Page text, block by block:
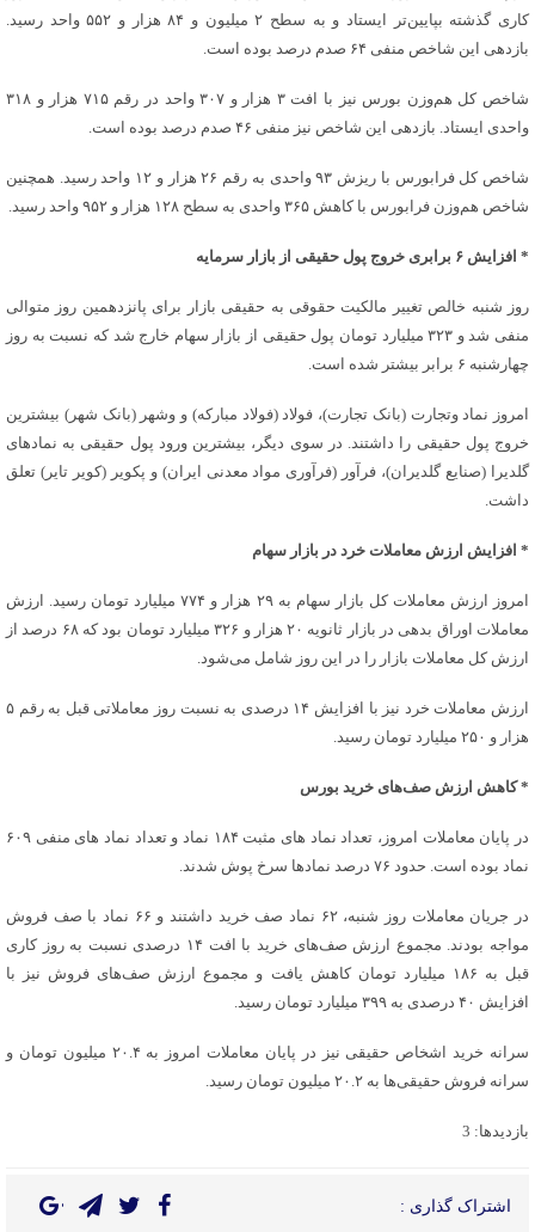
کاری گذشته بپایین‌تر ایستاد و به سطح ۲ میلیون و ۸۴ هزار و ۵۵۲ واحد رسید.
بازدهی این شاخص منفی ۶۴ صدم درصد بوده است.
شاخص کل هم‌وزن بورس نیز با افت ۳ هزار و ۳۰۷ واحد در رقم ۷۱۵ هزار و ۳۱۸
واحدی ایستاد. بازدهی این شاخص نیز منفی ۴۶ صدم درصد بوده است.
شاخص کل فرابورس با ریزش ۹۳ واحدی به رقم ۲۶ هزار و ۱۲ واحد رسید. همچنین
شاخص هم‌وزن فرابورس با کاهش ۳۶۵ واحدی به سطح ۱۲۸ هزار و ۹۵۲ واحد رسید.
* افزایش ۶ برابری خروج پول حقیقی از بازار سرمایه
روز شنبه خالص تغییر مالکیت حقوقی به حقیقی بازار برای پانزدهمین روز متوالی
منفی شد و ۳۲۳ میلیارد تومان پول حقیقی از بازار سهام خارج شد که نسبت به روز
چهارشنبه ۶ برابر بیشتر شده است.
امروز نماد وتجارت (بانک تجارت)، فولاد (فولاد مبارکه) و وشهر (بانک شهر) بیشترین
خروج پول حقیقی را داشتند. در سوی دیگر، بیشترین ورود پول حقیقی به نمادهای
گلدیرا (صنایع گلدیران)، فرآور (فرآوری‌ مواد معدنی ‌ایران‌) و پکویر (کویر تایر) تعلق
داشت.
* افزایش ارزش معاملات خرد در بازار سهام
امروز ارزش معاملات کل بازار سهام به ۲۹ هزار و ۷۷۴ میلیارد تومان رسید. ارزش
معاملات اوراق بدهی در بازار ثانویه ۲۰ هزار و ۳۲۶ میلیارد تومان بود که ۶۸ درصد از
ارزش کل معاملات بازار را در این روز شامل می‌شود.
ارزش معاملات خرد نیز با افزایش ۱۴ درصدی به نسبت روز معاملاتی قبل به رقم ۵
هزار و ۲۵۰ میلیارد تومان رسید.
* کاهش ارزش صف‌های خرید بورس
در پایان معاملات امروز، تعداد نماد های مثبت ۱۸۴ نماد و تعداد نماد های منفی ۶۰۹
نماد بوده است. حدود ۷۶ درصد نمادها سرخ پوش شدند.
در جریان معاملات روز شنبه، ۶۲ نماد صف خرید داشتند و ۶۶ نماد با صف‌ فروش
مواجه بودند. مجموع ارزش صف‌های خرید با افت ۱۴ درصدی نسبت به روز کاری
قبل به ۱۸۶ میلیارد تومان کاهش یافت و مجموع ارزش صف‌های فروش نیز با
افزایش ۴۰ درصدی به ۳۹۹ میلیارد تومان رسید.
سرانه خرید اشخاص حقیقی نیز در پایان معاملات امروز به ۲۰.۴ میلیون تومان و
سرانه فروش حقیقی‌ها به ۲۰.۲ میلیون تومان رسید.
بازدیدها: 3
اشتراک گذاری :